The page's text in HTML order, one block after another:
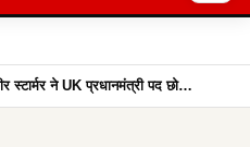
स्टार्मर ने UK प्रधानमंत्री पद छो…